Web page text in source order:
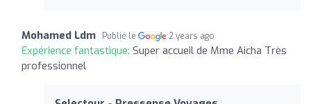
Mohamed Ldm Publié le 2 years ago
Expérience fantastique: Super accueil de Mme Aicha Très
professionnel